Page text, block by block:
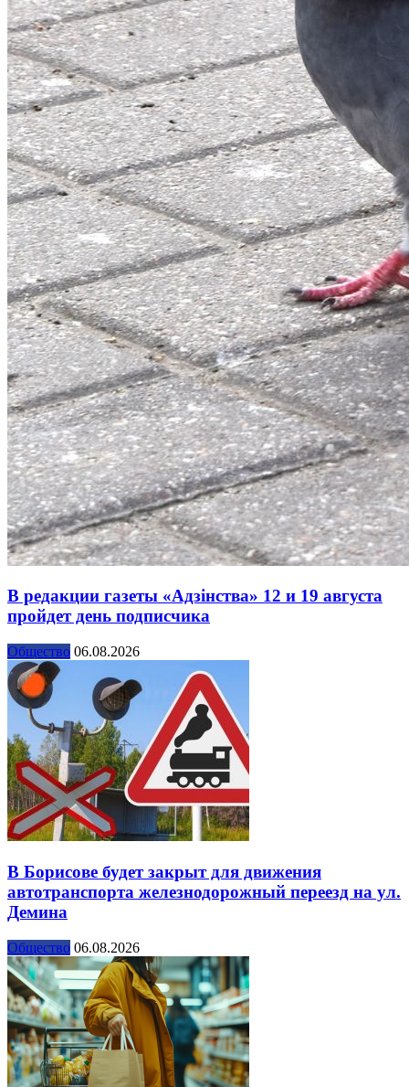
В редакции газеты «Адзінства» 12 и 19 августа
пройдет день подписчика
Общество 06.08.2026
В Борисове будет закрыт для движения
автотранспорта железнодорожный переезд на ул.
Демина
Общество 06.08.2026